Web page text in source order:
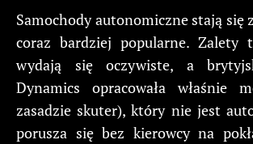
Samochody autonomiczne stają się
coraz bardziej popularne. Zalety
wydają się oczywiste, a
Dynamics opracowała właśnie
zasadzie skuter), który nie jest
porusza się bez kierowcy na